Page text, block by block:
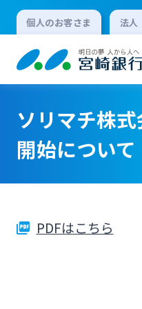
個人のお客さま 法人
個人向けイン
法人向けイン
ソリマチ株
開始について
PDFはこちら